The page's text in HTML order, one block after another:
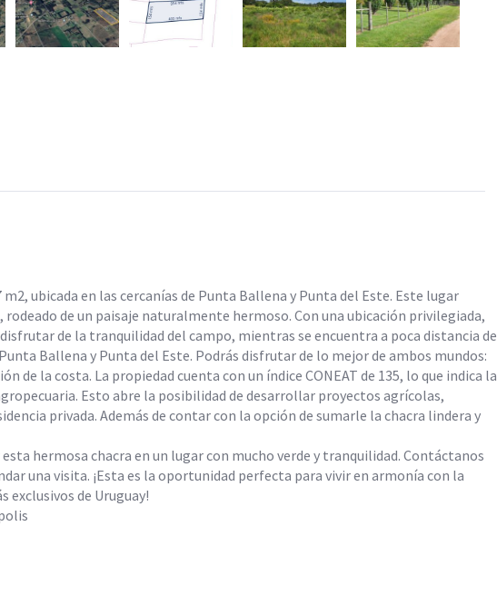
m2, ubicada en las cercanías de Punta Ballena y Punta del Este. Este lugar
de un paisaje naturalmente hermoso. Con una ubicación privilegiada,
de la tranquilidad del campo, mientras se encuentra a poca distancia de
Ballena y Punta del Este. Podrás disfrutar de lo mejor de ambos mundos:
de la costa. La propiedad cuenta con un índice CONEAT de 135, lo que indica la
Esto abre la posibilidad de desarrollar proyectos agrícolas,
privada. Además de contar con la opción de sumarle la chacra lindera y
hermosa chacra en un lugar con mucho verde y tranquilidad. Contáctanos
una visita. ¡Esta es la oportunidad perfecta para vivir en armonía con la
exclusivos de Uruguay!